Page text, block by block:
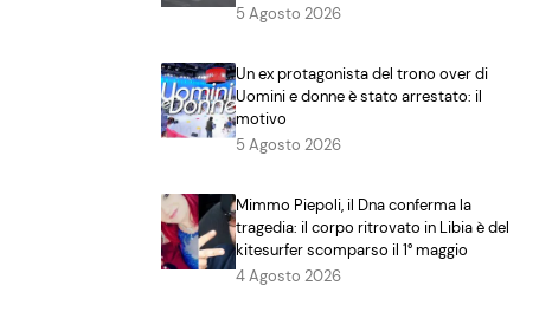
5 Agosto 2026
Un ex protagonista del trono over di
Uomini e donne è stato arrestato: il
motivo
5 Agosto 2026
Mimmo Piepoli, il Dna conferma la
tragedia: il corpo ritrovato in Libia è del
kitesurfer scomparso il 1° maggio
4 Agosto 2026